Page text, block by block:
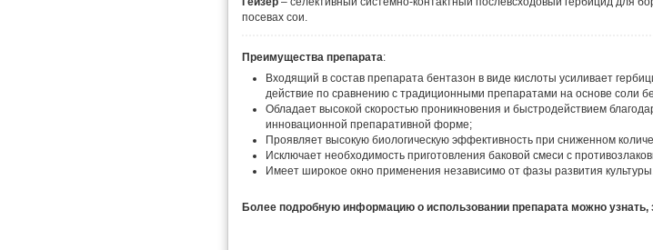
посевах сои.
Преимущества препарата:
Входящий в состав препарата бентазон в виде кислоты усиливает
действие по сравнению с традиционными препаратами на основе соли
Обладает высокой скоростью проникновения и быстродействием
инновационной препаративной форме;
Проявляет высокую биологическую эффективность при сниженном
Исключает необходимость приготовления баковой смеси с
Имеет широкое окно применения независимо от фазы развития культуры.
Более подробную информацию о использовании препарата можно узнать,